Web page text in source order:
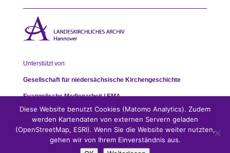
Unterstützt von:
Gesellschaft für niedersächsische Kirchengeschichte
Evangelische Medienarbeit | EMA
Diese Website benutzt Cookies (Matomo Analytics). Zudem
werden Kartendaten von externen Servern geladen
(OpenStreetMap, ESRI). Wenn Sie die Website weiter nutzten,
gehen wir von Ihrem Einverständnis aus.